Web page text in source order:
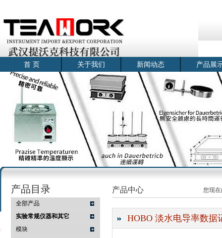
首 页 关于我们 新闻动态 产品展
产品目录
全部产品
实验常规仪器和其它
模块
产品中心 您现
HOBO 淡水电导率数据